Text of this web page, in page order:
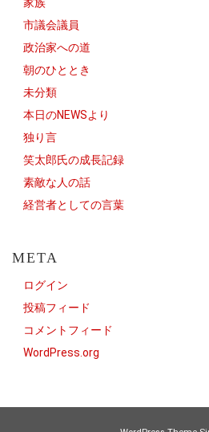
市議会議員
政治家への道
朝のひととき
未分類
本日のNEWSより
独り言
笑太郎氏の成長記録
素敵な人の話
経営者としての言葉
META
ログイン
投稿フィード
コメントフィード
WordPress.org